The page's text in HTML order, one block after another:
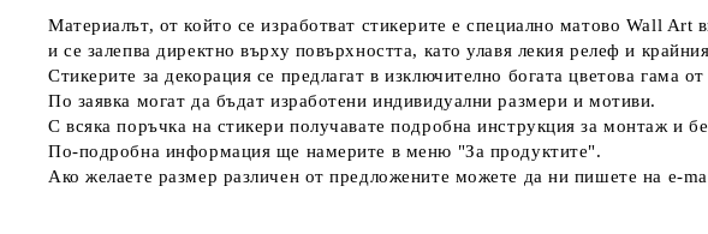
Материалът, от който се изработват стикерите е специално матово Wall
и се залепва директно върху повърхността, като улавя лекия релеф и
Стикерите за декорация се предлагат в изключително богата цветова гама
По заявка могат да бъдат изработени индивидуални размери и мотиви.
С всяка поръчка на стикери получавате подробна инструкция за монтаж и
По-подробна информация ще намерите в меню "За продуктите".
Ако желаете размер различен от предложените можете да ни пишете на e-